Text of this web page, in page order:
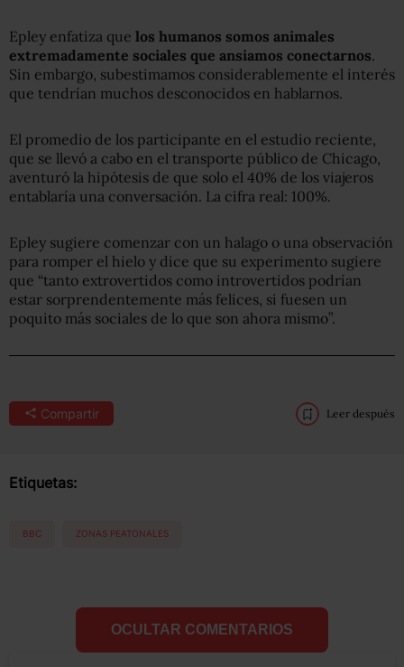
Epley enfatiza que los humanos somos animales
extremadamente sociales que ansiamos conectarnos.
Sin embargo, subestimamos considerablemente el interés
que tendrían muchos desconocidos en hablarnos.
El promedio de los participante en el estudio reciente,
que se llevó a cabo en el transporte público de Chicago,
aventuró la hipótesis de que solo el 40% de los viajeros
entablaría una conversación. La cifra real: 100%.
Epley sugiere comenzar con un halago o una observación
para romper el hielo y dice que su experimento sugiere
que “tanto extrovertidos como introvertidos podrían
estar sorprendentemente más felices, si fuesen un
poquito más sociales de lo que son ahora mismo”.
Compartir Leer después
Etiquetas:
BBC ZONAS PEATONALES
OCULTAR COMENTARIOS